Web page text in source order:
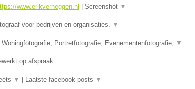
www.erikverheggen.nl Screenshot ▼
voor bedrijven en organisaties. ▼
Woningfotografie, Portretfotografie, Evenementenfotografie, ▼
op afspraak.
▼ Laatste facebook posts ▼